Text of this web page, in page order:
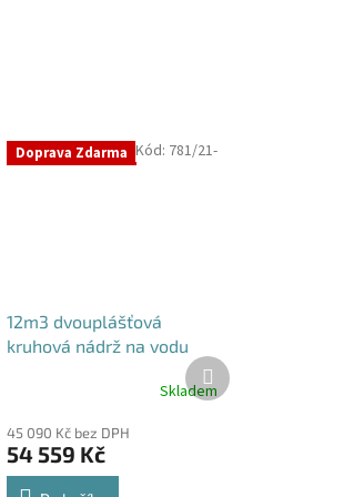
Doprava Zdarma
12m3 dvouplášťová
kruhová nádrž na vodu
Skladem
45 090 Kč bez DPH
54 559 Kč
Kód: 781/21-
Další
produkt